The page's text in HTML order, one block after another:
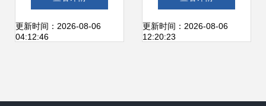
算机网络工程技术
更新时间：2026-08-06
04:12:46
络工程技术服务精
更新时间：2026-08-06
12:20:23